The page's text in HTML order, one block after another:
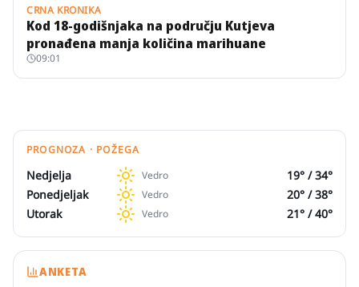
CRNA KRONIKA
Kod 18-godišnjaka na području Kutjeva
pronađena manja količina marihuane
09:01
PROGNOZA · POŽEGA
Nedjelja Vedro 19° /34°
Ponedjeljak
Vedro 20° /38°
Utorak
Vedro 21° /40°
ANKETA